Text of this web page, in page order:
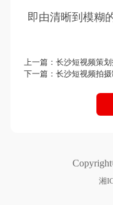
即由清晰到模糊
上一篇：长沙短视频策划
下一篇：长沙短视频拍摄
湘